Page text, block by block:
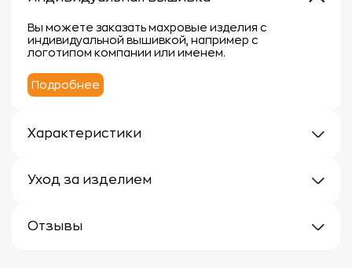
Вы можете заказать махровые изделия с
индивидуальной вышивкой, например с
логотипом компании или именем.
Подробнее
Характеристики
Материал: 100% хлопок
Уход за изделием
чтобы сохранить их мягкость, впитывающие
Отзывы